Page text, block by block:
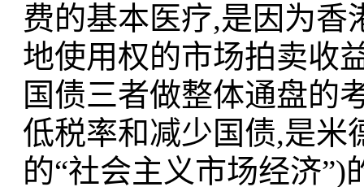
费的基本医疗,是因为香
地使用权的市场拍卖收
国债三者做整体通盘的
低税率和减少国债,是米
的“社会主义市场经济”)